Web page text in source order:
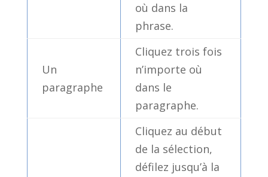
où dans la
phrase.
Un
paragraphe
Cliquez trois fois
n’importe où
dans le
paragraphe.
Cliquez au début
de la sélection,
défilez jusqu’à la